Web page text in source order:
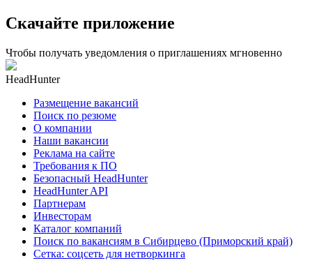
Скачайте приложение
Чтобы получать уведомления о приглашениях мгновенно
HeadHunter
Размещение вакансий
Поиск по резюме
О компании
Наши вакансии
Реклама на сайте
Требования к ПО
Безопасный HeadHunter
HeadHunter API
Партнерам
Инвесторам
Каталог компаний
Поиск по вакансиям в Сибирцево (Приморский край)
Сетка: соцсеть для нетворкинга